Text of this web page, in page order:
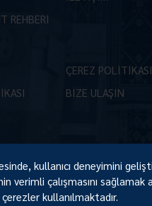
REHBERİ
ÇEREZ POLİTİKASI
BİZE ULAŞIN
Size Nasıl Yardımcı
kullanıcı deneyimini
verimli çalışmasını sağlamak
çerezler kullanılmaktadır.